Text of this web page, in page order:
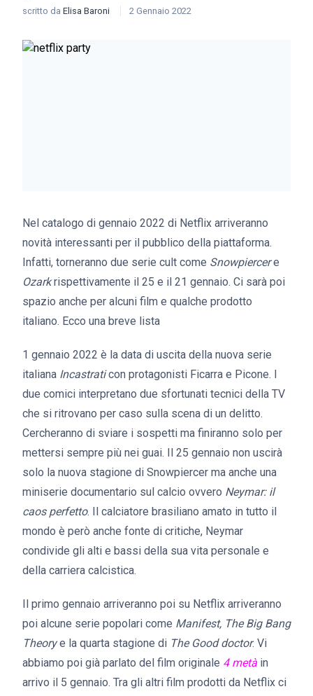
scritto da Elisa Baroni 2 Gennaio 2022
Nel catalogo di gennaio 2022 di Netflix arriveranno
novità interessanti per il pubblico della piattaforma.
Infatti, torneranno due serie cult come Snowpiercere
Ozarkrispettivamente il 25 e il 21 gennaio. Ci sarà poi
spazio anche per alcuni film e qualche prodotto
italiano. Ecco una breve lista
1 gennaio 2022 è la data di uscita della nuova serie
italiana Incastraticon protagonisti Ficarra e Picone. I
due comici interpretano due sfortunati tecnici della TV
che si ritrovano per caso sulla scena di un delitto.
Cercheranno di sviare i sospetti ma finiranno solo per
mettersi sempre più nei guai. Il 25 gennaio non uscirà
solo la nuova stagione di Snowpiercer ma anche una
miniserie documentario sul calcio ovvero Neymar: il
caos perfetto. Il calciatore brasiliano amato in tutto il
mondo è però anche fonte di critiche, Neymar
condivide gli alti e bassi della sua vita personale e
della carriera calcistica.
Il primo gennaio arriveranno poi su Netflix arriveranno
poi alcune serie popolari come Manifest, The Big Bang
Theorye la quarta stagione di The Good doctor. Vi
abbiamo poi già parlato del film originale 4 metà in
arrivo il 5 gennaio. Tra gli altri film prodotti da Netflix ci